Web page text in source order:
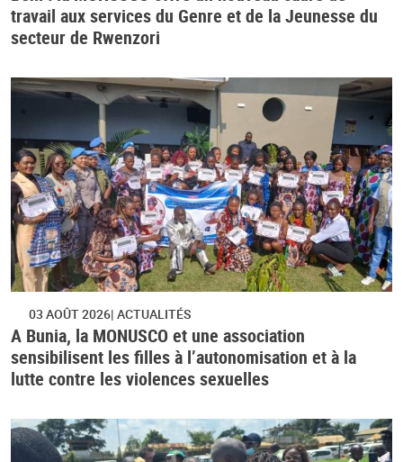
travail aux services du Genre et de la Jeunesse du
secteur de Rwenzori
03 AOÛT 2026 ACTUALITÉS
A Bunia, la MONUSCO et une association
sensibilisent les filles à l’autonomisation et à la
lutte contre les violences sexuelles